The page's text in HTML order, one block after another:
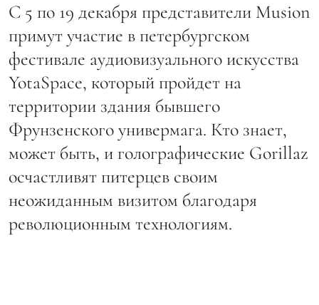
С 5 по 19 декабря представители Musion
примут участие в петербургском
фестивале аудиовизуального искусства
YotaSpace, который пройдет на
территории здания бывшего
Фрунзенского универмага. Кто знает,
может быть, и голографические Gorillaz
осчастливят питерцев своим
неожиданным визитом благодаря
революционным технологиям.